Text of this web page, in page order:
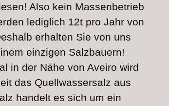
Also kein Massenbetrieb
lediglich 12t pro Jahr von
erhalten Sie von uns
einzigen Salzbauern!
in der Nähe von Aveiro wird
das Quellwassersalz aus
handelt es sich um ein